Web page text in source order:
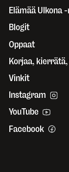
Elämää Ulkona
Blogit
Oppaat
Korjaa,
Vinkit
Instagram
YouTube
Facebook